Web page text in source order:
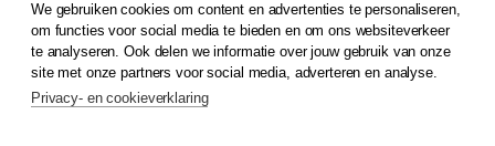
© 2026Koninklijke Boom uitgevers
Klantenservice
Service & informatie
Contact
We gebruiken cookies om content en advertenties te personaliseren,
om functies voor social media te bieden en om ons websiteverkeer
te analyseren. Ook delen we informatie over jouw gebruik van onze
site met onze partners voor social media, adverteren en analyse.
Privacy- en cookieverklaring